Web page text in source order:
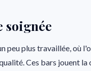
soignée
peu plus travaillée, où
Ces bars jouent